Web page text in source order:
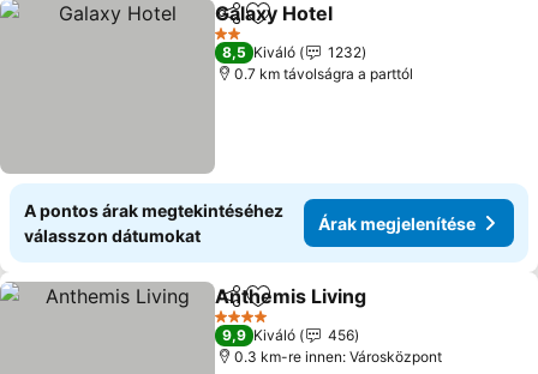
Megosztás
Hozzáadás a kedvencekhez
Galaxy Hotel
2 Kategória
8,5 Kiváló
1232
0.7 km távolságra a parttól
A pontos árak megtekintéséhez
válasszon dátumokat
Árak megjelenítése
Megosztás
Hozzáadás a kedvencekhez
Anthemis Living
4 Kategória
9,9 Kiváló
456
0.3 km-re innen: Városközpont